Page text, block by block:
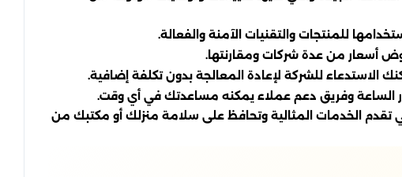
للمنتجات والتقنيات الآمنة والفعالة.
أسعار من عدة شركات ومقارنتها.
للشركة لإعادة المعالجة بدون تكلفة إضافية.
الساعة وفريق دعم عملاء يمكنه مساعدتك في أي وقت.
تقدم الخدمات المثالية وتحافظ على سلامة منزلك أو مكتبك من